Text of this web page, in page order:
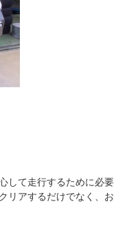
して走行するために必要
リアするだけでなく、お